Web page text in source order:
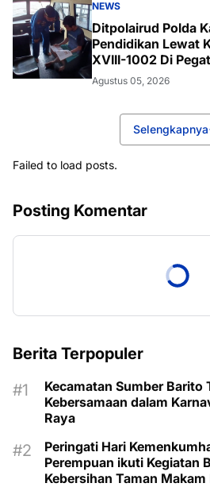
NEWS
Ditpolairud Polda
Pendidikan Lewat
XVIII-1002 Di
Agustus 05, 2026
Selengkapnya
Failed to load posts.
Posting Komentar
Berita Terpopuler
Kecamatan Sumber Barito
Kebersamaan dalam
Raya
Peringati Hari
Perempuan ikuti Kegiatan
Kebersihan Taman Makam